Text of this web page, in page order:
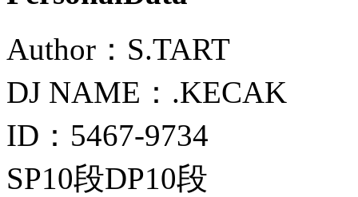
Author：S.TART
DJ NAME：.KECAK
ID：5467-9734
SP10段DP10段